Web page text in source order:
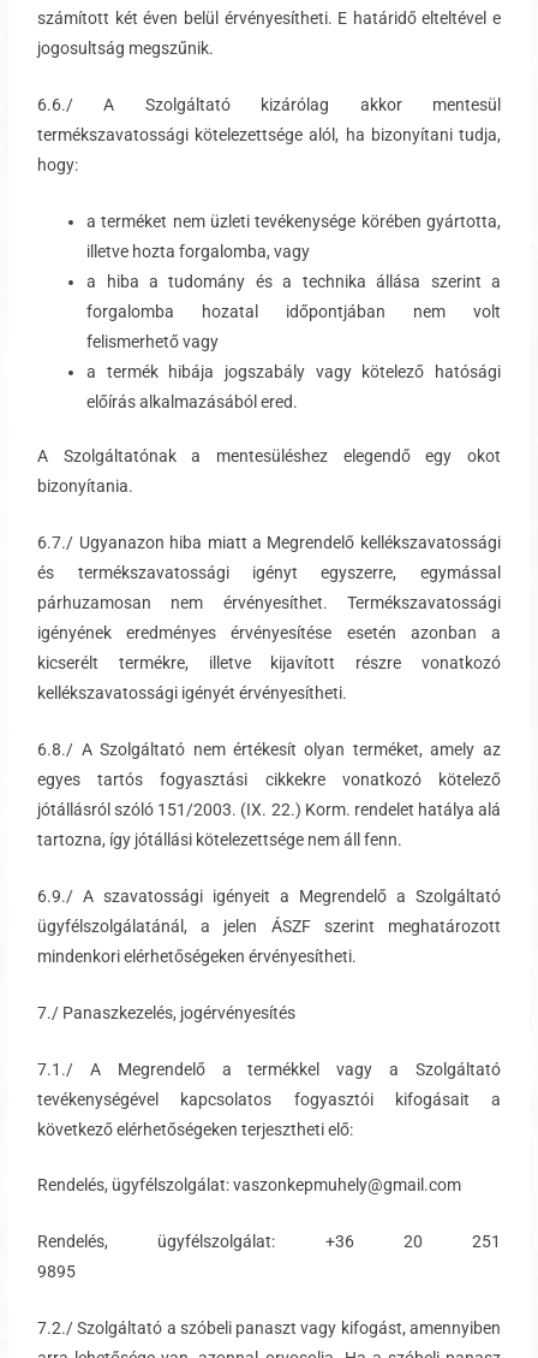
számított két éven belül érvényesítheti. E határidő elteltével e
jogosultság megszűnik.
6.6./ A Szolgáltató kizárólag akkor mentesül
termékszavatossági kötelezettsége alól, ha bizonyítani tudja,
hogy:
a terméket nem üzleti tevékenysége körében gyártotta,
illetve hozta forgalomba, vagy
a hiba a tudomány és a technika állása szerint a
forgalomba hozatal időpontjában nem volt
felismerhető vagy
a termék hibája jogszabály vagy kötelező hatósági
előírás alkalmazásából ered.
A Szolgáltatónak a mentesüléshez elegendő egy okot
bizonyítania.
6.7./ Ugyanazon hiba miatt a Megrendelő kellékszavatossági
és termékszavatossági igényt egyszerre, egymással
párhuzamosan nem érvényesíthet. Termékszavatossági
igényének eredményes érvényesítése esetén azonban a
kicserélt termékre, illetve kijavított részre vonatkozó
kellékszavatossági igényét érvényesítheti.
6.8./ A Szolgáltató nem értékesít olyan terméket, amely az
egyes tartós fogyasztási cikkekre vonatkozó kötelező
jótállásról szóló 151/2003. (IX. 22.) Korm. rendelet hatálya alá
tartozna, így jótállási kötelezettsége nem áll fenn.
6.9./ A szavatossági igényeit a Megrendelő a Szolgáltató
ügyfélszolgálatánál, a jelen ÁSZF szerint meghatározott
mindenkori elérhetőségeken érvényesítheti.
7./ Panaszkezelés, jogérvényesítés
7.1./ A Megrendelő a termékkel vagy a Szolgáltató
tevékenységével kapcsolatos fogyasztói kifogásait a
következő elérhetőségeken terjesztheti elő:
Rendelés, ügyfélszolgálat: vaszonkepmuhely@gmail.com
Rendelés, ügyfélszolgálat: +36 20 251
9895
7.2./ Szolgáltató a szóbeli panaszt vagy kifogást, amennyiben